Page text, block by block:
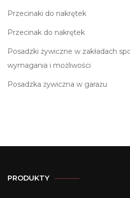
Przecinaki do nakrętek
Przecinak do nakrętek
Posadzki żywiczne w zakładach
wymagania i możliwości
Posadzka żywiczna w garażu
PRODUKTY